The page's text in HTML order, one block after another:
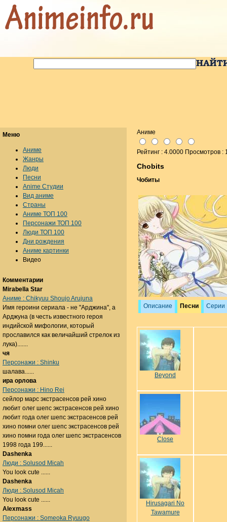
Аниме
Рейтинг : 4.0000 Просмотров :
Chobits
Чобиты
Описание Песни Серии
Beyond
Close
Hirusagari No
Tawamure
Меню
Аниме
Жанры
Люди
Песни
Anime Студии
Вид аниме
Страны
Аниме ТОП 100
Персонажи ТОП 100
Люди ТОП 100
Дни рождения
Аниме картинки
Видео
Комментарии
Mirabella Star
Аниме : Chikyuu Shoujo Arujuna
Имя героини сериала - не "Арджина", а
Арджуна (в честь известного героя
индийской мифологии, который
прославился как величайший стрелок из
лука).......
чя
Персонажи : Shinku
шалава......
ира орлова
Персонажи : Hino Rei
сейлор марс экстрасенсов рей хино
любит олег шепс экстрасенсов рей хино
любит года олег шепс экстрасенсов рей
хино помни олег шепс экстрасенсов рей
хино помни года олег шепс экстрасенсов
1998 года 199......
Dashenka
Люди : Solusod Micah
You look cute ......
Dashenka
Люди : Solusod Micah
You look cute ......
Alexmass
Персонажи : Someoka Ryuugo